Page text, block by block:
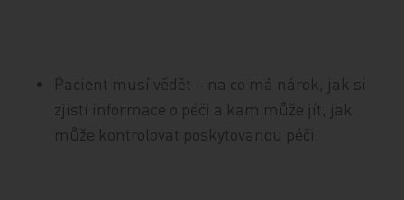
Pacient musí vědět – na co má nárok, jak si
zjistí informace o péči a kam může jít, jak
může kontrolovat poskytovanou péči.